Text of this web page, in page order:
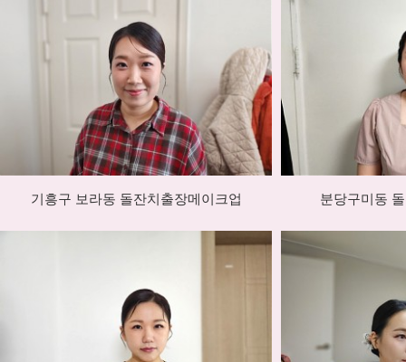
기흥구 보라동 돌잔치출장메이크업 분당구미동